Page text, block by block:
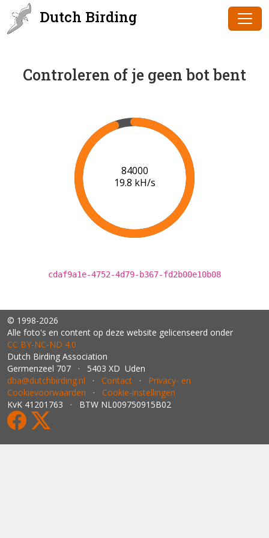
Dutch Birding
Controleren of je geen bot bent
85000
19.8 kH/s
cdaf9a1e-4752-4d79-b367-fd2b00e10b08
© 1998-2026
Alle foto's en content op deze website gelicenseerd onder
CC BY‑NC‑ND 4.0
Dutch Birding Association
Germenzeel 707 · 5403 XD Uden
dba@dutchbirding.nl · Contact · Privacy- en
Cookievoorwaarden · Cookie-instellingen
KvK 41201763 · BTW NL009750915B02